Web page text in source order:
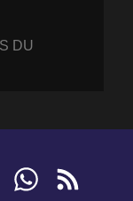
DU
WhatsApp
feed